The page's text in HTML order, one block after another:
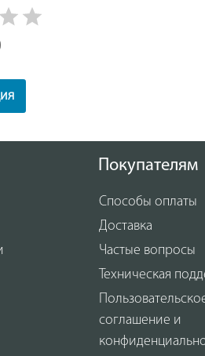
Покупателям
Способы оплаты
Доставка
Частые вопросы
Техническая
соглашение и